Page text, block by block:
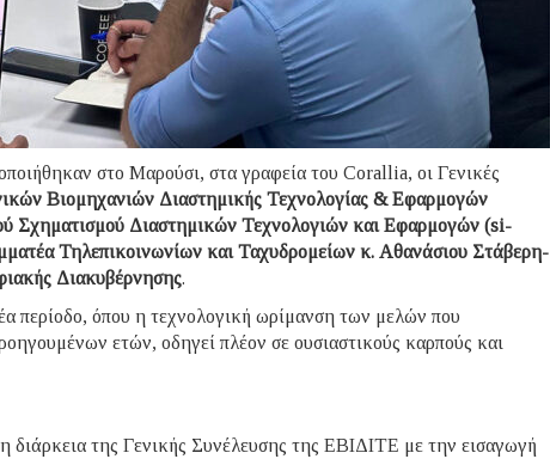
στο Μαρούσι, στα γραφεία του Corallia, οι Γενικές
Βιομηχανιών Διαστημικής Τεχνολογίας & Εφαρμογών
Σχηματισμού Διαστημικών Τεχνολογιών και Εφαρμογών (si-
Τηλεπικοινωνίων και Ταχυδρομείων κ. Αθανάσιου Στάβερη-
Διακυβέρνησης.
περίοδο, όπου η τεχνολογική ωρίμανση των μελών που
ετών, οδηγεί πλέον σε ουσιαστικούς καρπούς και
διάρκεια της Γενικής Συνέλευσης της ΕΒΙΔΙΤΕ με την εισαγωγή